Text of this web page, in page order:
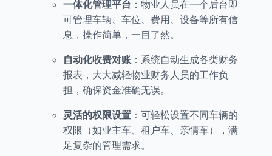
一体化管理平台 ：物业人员在一个后台即
可管理车辆、车位、费用、设备等所有信
息，操作简单，一目了然。
自动化收费对账 ：系统自动生成各类财务
报表，大大减轻物业财务人员的工作负
担，确保资金准确无误。
灵活的权限设置 ：可轻松设置不同车辆的
权限（如业主车、租户车、亲情车），满
足复杂的管理需求。